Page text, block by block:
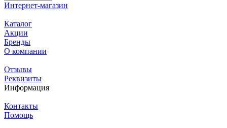
Интернет-магазин
Каталог
Акции
Бренды
О компании
Отзывы
Реквизиты
Информация
Контакты
Помощь